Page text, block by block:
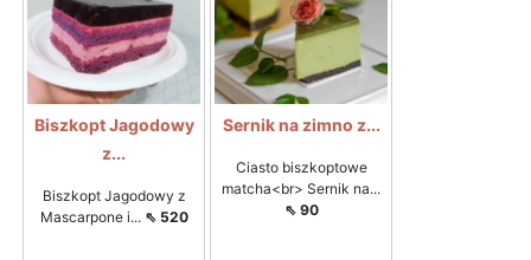
Biszkopt Jagodowy
z...
Biszkopt Jagodowy z
Mascarpone i... ⇖ 520
Sernik na zimno z...
Ciasto biszkoptowe
matcha<br> Sernik na...
⇖ 90